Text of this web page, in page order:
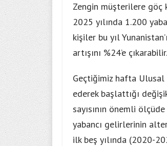
Zengin müşterilere göç
2025 yılında 1.200
kişiler bu yıl
artışını %24’e
Geçtiğimiz hafta Ulusal
ederek başlattığı
sayısının önemli
yabancı gelirlerinin
ilk beş yılında (2020-